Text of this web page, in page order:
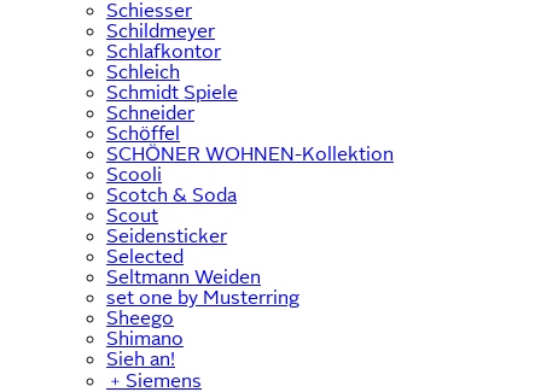
Schiesser
Schildmeyer
Schlafkontor
Schleich
Schmidt Spiele
Schneider
Schöffel
SCHÖNER WOHNEN-Kollektion
Scooli
Scotch & Soda
Scout
Seidensticker
Selected
Seltmann Weiden
set one by Musterring
Sheego
Shimano
Sieh an!
﹢ Siemens